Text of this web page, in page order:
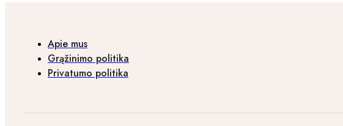
Apie mus
Grąžinimo politika
Privatumo politika